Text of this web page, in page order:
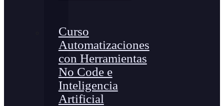
Curso
Automatizaciones
con Herramientas
No Code e
Inteligencia
Artificial